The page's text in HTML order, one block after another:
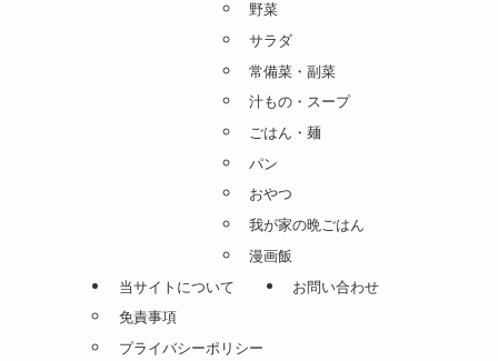
野菜
サラダ
常備菜・副菜
汁もの・スープ
ごはん・麺
パン
おやつ
我が家の晩ごはん
漫画飯
当サイトについて
免責事項
プライバシーポリシー
お問い合わせ